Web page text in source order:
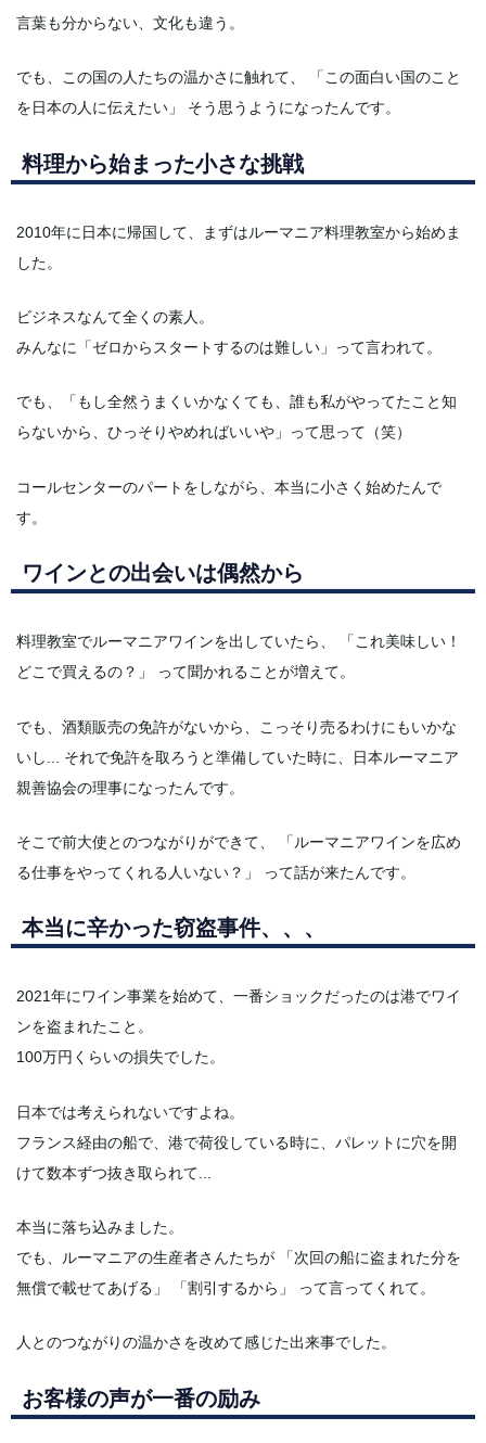
言葉も分からない、文化も違う。
でも、この国の人たちの温かさに触れて、 「この面白い国のこと
を日本の人に伝えたい」 そう思うようになったんです。
料理から始まった小さな挑戦
2010年に日本に帰国して、まずはルーマニア料理教室から始めま
した。
ビジネスなんて全くの素人。
みんなに「ゼロからスタートするのは難しい」って言われて。
でも、「もし全然うまくいかなくても、誰も私がやってたこと知
らないから、ひっそりやめればいいや」って思って（笑）
コールセンターのパートをしながら、本当に小さく始めたんで
す。
ワインとの出会いは偶然から
料理教室でルーマニアワインを出していたら、 「これ美味しい！
どこで買えるの？」 って聞かれることが増えて。
でも、酒類販売の免許がないから、こっそり売るわけにもいかな
いし... それで免許を取ろうと準備していた時に、日本ルーマニア
親善協会の理事になったんです。
そこで前大使とのつながりができて、 「ルーマニアワインを広め
る仕事をやってくれる人いない？」 って話が来たんです。
本当に辛かった窃盗事件、、、
2021年にワイン事業を始めて、一番ショックだったのは港でワイ
ンを盗まれたこと。
100万円くらいの損失でした。
日本では考えられないですよね。
フランス経由の船で、港で荷役している時に、パレットに穴を開
けて数本ずつ抜き取られて...
本当に落ち込みました。
でも、ルーマニアの生産者さんたちが 「次回の船に盗まれた分を
無償で載せてあげる」 「割引するから」 って言ってくれて。
人とのつながりの温かさを改めて感じた出来事でした。
お客様の声が一番の励み